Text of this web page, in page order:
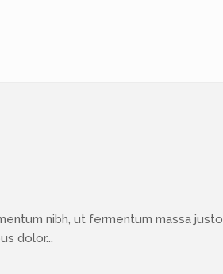
nibh, ut fermentum massa justo
dolor...